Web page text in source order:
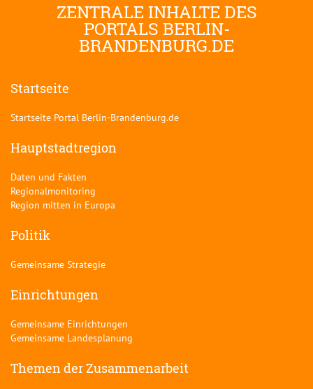
ZENTRALE INHALTE DES
PORTALS BERLIN-
BRANDENBURG.DE
Startseite
Startseite Portal Berlin-Brandenburg.de
Hauptstadtregion
Daten und Fakten
Regionalmonitoring
Region mitten in Europa
Politik
Gemeinsame Strategie
Einrichtungen
Gemeinsame Einrichtungen
Gemeinsame Landesplanung
Themen der Zusammenarbeit